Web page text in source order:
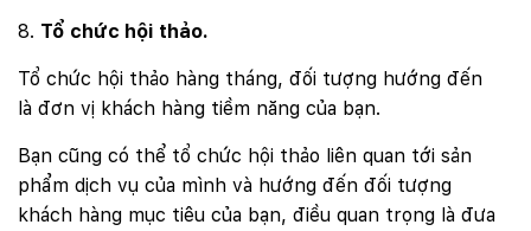
Tổ chức hội thảo.
Tổ chức hội thảo hàng tháng, đối tượng hướng đến
là đơn vị khách hàng tiềm năng của bạn.
Bạn cũng có thể tổ chức hội thảo liên quan tới sản
phẩm dịch vụ của mình và hướng đến đối tượng
khách hàng mục tiêu của bạn, điều quan trọng là đưa